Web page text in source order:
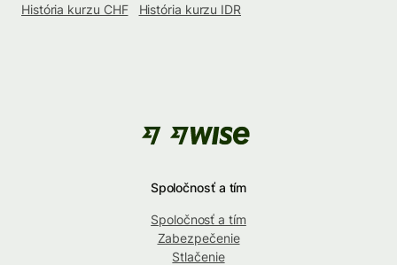
História kurzu CHF
História kurzu IDR
Spoločnosť a tím
Spoločnosť a tím
Zabezpečenie
Stlačenie